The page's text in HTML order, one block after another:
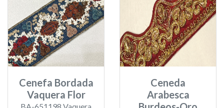
Cenefa Bordada
Vaquera Flor
BA-651198 Vaquera
Ceneda
Arabesca